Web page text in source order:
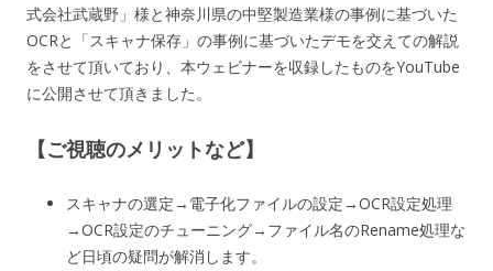
式会社武蔵野」様と神奈川県の中堅製造業様の事例に基づいた
OCRと「スキャナ保存」の事例に基づいたデモを交えての解説
をさせて頂いており、本ウェビナーを収録したものをYouTube
に公開させて頂きました。
【ご視聴のメリットなど】
スキャナの選定→電子化ファイルの設定→OCR設定処理
→OCR設定のチューニング→ファイル名のRename処理な
ど日頃の疑問が解消します。